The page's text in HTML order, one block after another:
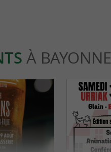
À BAYONNE